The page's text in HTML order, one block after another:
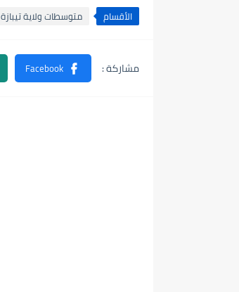
الأقسام متوسطات ولاية تيبازة